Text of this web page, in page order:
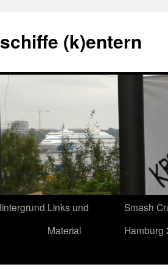
(k)entern
Links und
Material
Smash
Hamburg